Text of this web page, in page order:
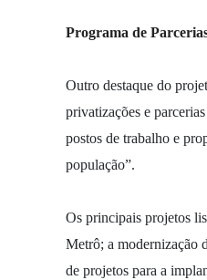
Programa de
Outro destaque do
privatizações e
postos de trabalho e
população”.
Os principais projetos
Metrô; a modernização
de projetos para a